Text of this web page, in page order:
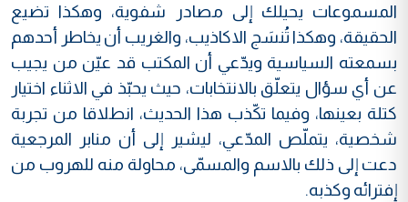
المسموعات يحيلك إلى مصادر شفوية، وهكذا تضيع
الحقيقة، وهكذا تُنسَج الاكاذيب، والغريب أن يخاطر أحدهم
بسمعته السياسية ويدّعي أن المكتب قد عيّن من يجيب
عن أي سؤال يتعلّق بالانتخابات، حيث يحبّذ في الاثناء اختيار
كتلة بعينها، وفيما تكّذب هذا الحديث، انطلاقا من تجربة
شخصية، يتملّص المدّعي، ليشير إلى أن منابر المرجعية
دعت إلى ذلك بالاسم والمسمّى، محاولة منه للهروب من
إفترائه وكذبه.